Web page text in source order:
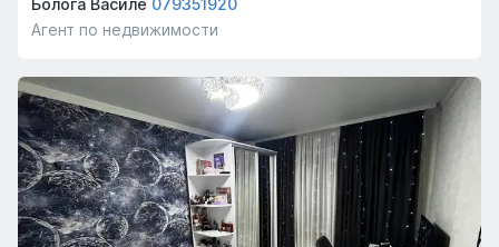
Болога Василе 079351920
Агент по недвижимости